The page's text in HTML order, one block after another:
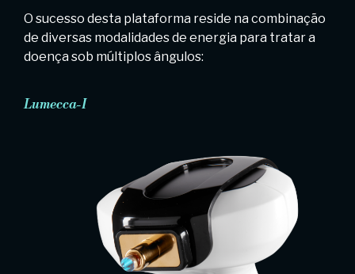
O sucesso desta plataforma reside na combinação
de diversas modalidades de energia para tratar a
doença sob múltiplos ângulos:
Lumecca-I